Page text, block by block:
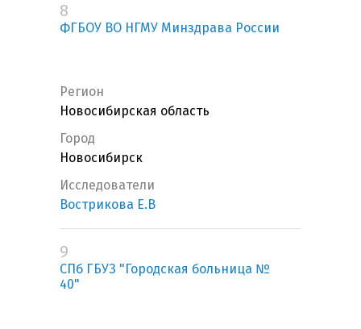
8
ФГБОУ ВО НГМУ Минздрава России
Регион
Новосибирская область
Город
Новосибирск
Исследователи
Вострикова Е.В
9
СПб ГБУЗ "Городская больница №
40"